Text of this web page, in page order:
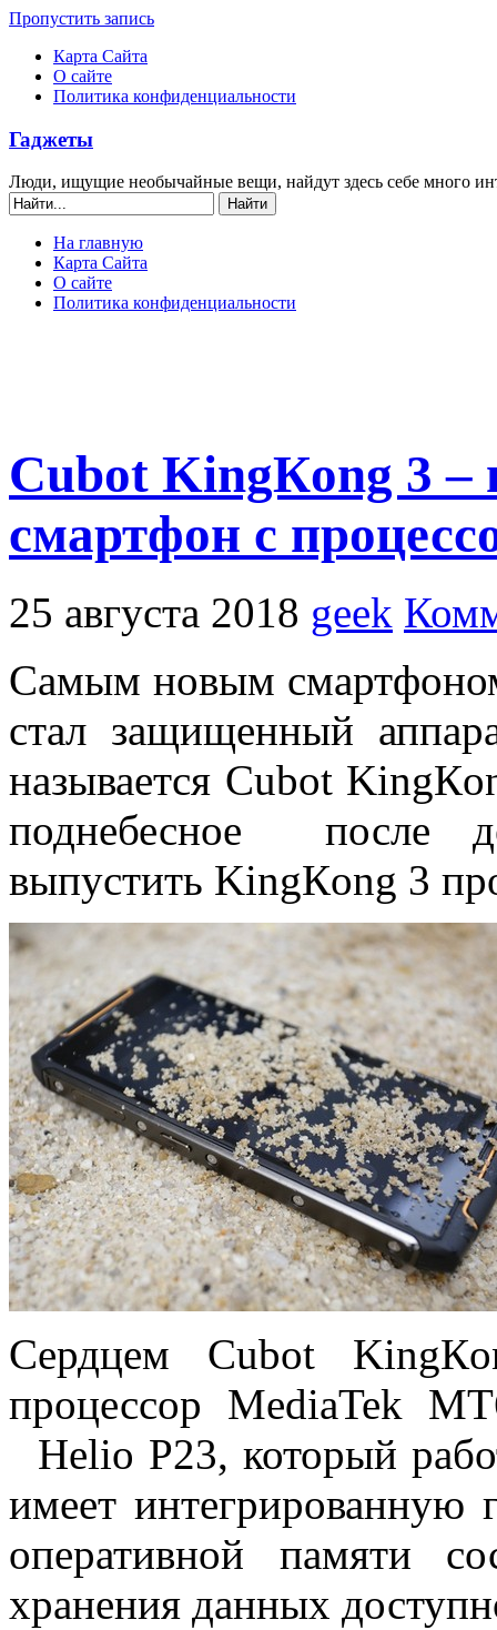
Пропустить запись
Карта Сайта
О сайте
Политика конфиденциальности
Гаджеты
Люди, ищущие необычайные вещи, найдут здесь себе много
На главную
Карта Сайта
О сайте
Политика конфиденциальности
Cubot KingКong 3
смартфон с
25 августа 2018 geek
Самым новым
стал защищенный
называется Cubot
поднебесное после
выпустить KingКong 3
Сердцем Cubot
процессор MediaTek
Helio P23, который
имеет
оперативной памяти
хранения данных